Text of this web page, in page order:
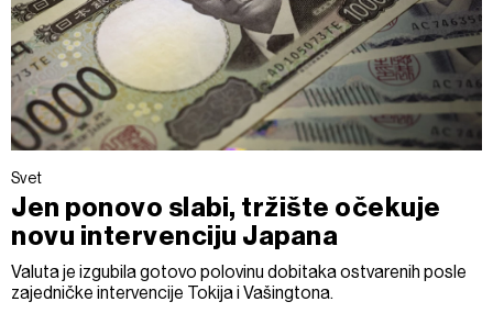
Svet
Jen ponovo slabi, tržište očekuje
novu intervenciju Japana
Valuta je izgubila gotovo polovinu dobitaka ostvarenih posle
zajedničke intervencije Tokija i Vašingtona.